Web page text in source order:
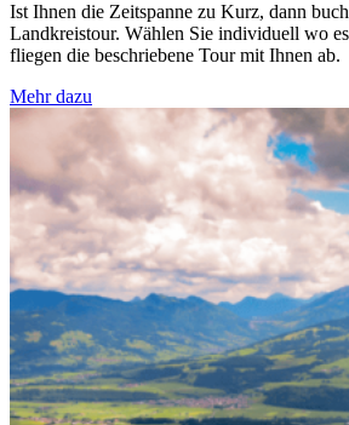
Ist Ihnen die Zeitspanne zu Kurz, dann
Landkreistour. Wählen Sie individuell wo
fliegen die beschriebene Tour mit Ihnen ab.
Mehr dazu